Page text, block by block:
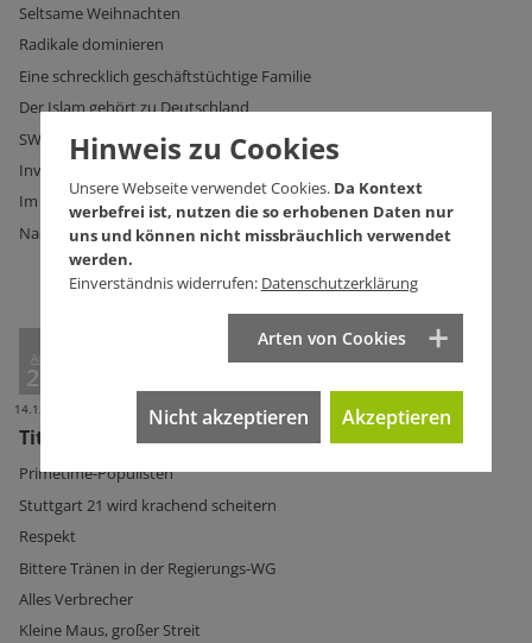
Seltsame Weihnachten
Radikale dominieren
Eine schrecklich geschäftstüchtige Familie
Der Islam gehört zu Deutschland
SWMH schluckt weiter
Invasion der Worte
Im Osten was Neues
Nackt in Oberschwaben
Ausg.
298
14.12.2016
Titelseite Ausg. 298
Primetime-Populisten
Stuttgart 21 wird krachend scheitern
Respekt
Bittere Tränen in der Regierungs-WG
Alles Verbrecher
Kleine Maus, großer Streit
Hinweis zu Cookies
Unsere Webseite verwendet Cookies. Da Kontext
werbefrei ist, nutzen die so erhobenen Daten nur
uns und können nicht missbräuchlich verwendet
werden.
Einverständnis widerrufen: Datenschutzerklärung
Arten von Cookies
Nicht akzeptieren Akzeptieren